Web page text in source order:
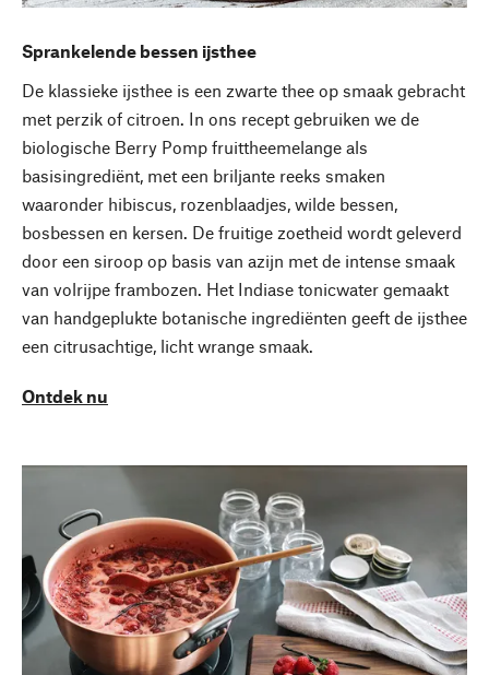
Sprankelende bessen ijsthee
De klassieke ijsthee is een zwarte thee op smaak gebracht
met perzik of citroen. In ons recept gebruiken we de
biologische Berry Pomp fruittheemelange als
basisingrediënt, met een briljante reeks smaken
waaronder hibiscus, rozenblaadjes, wilde bessen,
bosbessen en kersen. De fruitige zoetheid wordt geleverd
door een siroop op basis van azijn met de intense smaak
van volrijpe frambozen. Het Indiase tonicwater gemaakt
van handgeplukte botanische ingrediënten geeft de ijsthee
een citrusachtige, licht wrange smaak.
Ontdek nu